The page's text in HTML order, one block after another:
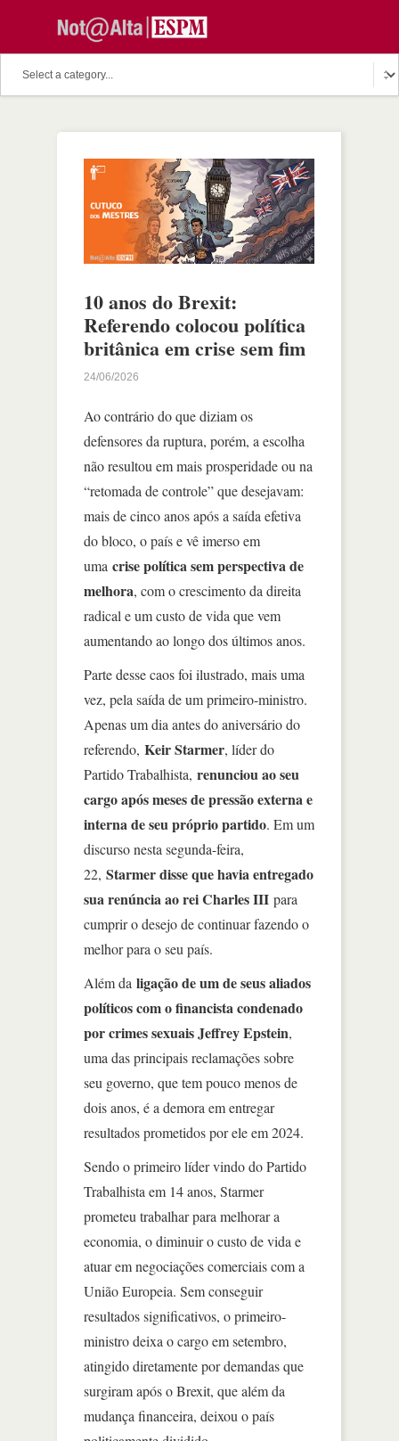
10 anos do Brexit:
Referendo colocou política
britânica em crise sem fim
24/06/2026
Ao contrário do que diziam os
defensores da ruptura, porém, a escolha
não resultou em mais prosperidade ou na
“retomada de controle” que desejavam:
mais de cinco anos após a saída efetiva
do bloco, o país e vê imerso em
uma crise política sem perspectiva de
melhora, com o crescimento da direita
radical e um custo de vida que vem
aumentando ao longo dos últimos anos.
Parte desse caos foi ilustrado, mais uma
vez, pela saída de um primeiro-ministro.
Apenas um dia antes do aniversário do
referendo, Keir Starmer, líder do
Partido Trabalhista, renunciou ao seu
cargo após meses de pressão externa e
interna de seu próprio partido. Em um
discurso nesta segunda-feira,
22, Starmer disse que havia entregado
sua renúncia ao rei Charles III para
cumprir o desejo de continuar fazendo o
melhor para o seu país.
Além da ligação de um de seus aliados
políticos com o financista condenado
por crimes sexuais Jeffrey Epstein,
uma das principais reclamações sobre
seu governo, que tem pouco menos de
dois anos, é a demora em entregar
resultados prometidos por ele em 2024.
Sendo o primeiro líder vindo do Partido
Trabalhista em 14 anos, Starmer
prometeu trabalhar para melhorar a
economia, o diminuir o custo de vida e
atuar em negociações comerciais com a
União Europeia. Sem conseguir
resultados significativos, o primeiro-
ministro deixa o cargo em setembro,
atingido diretamente por demandas que
surgiram após o Brexit, que além da
mudança financeira, deixou o país